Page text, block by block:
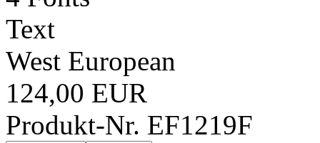
Text
West European
124,00 EUR
Produkt-Nr. EF1219F